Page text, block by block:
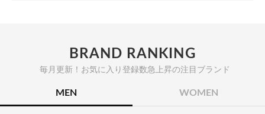
BRAND RANKING
毎月更新！お気に入り登録数急上昇の注目ブランド
MEN WOMEN